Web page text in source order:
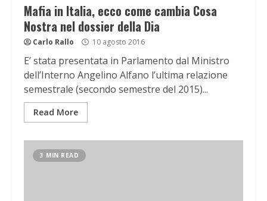
Mafia in Italia, ecco come cambia Cosa
Nostra nel dossier della Dia
Carlo Rallo 10 agosto 2016
E’ stata presentata in Parlamento dal Ministro
dell’Interno Angelino Alfano l’ultima relazione
semestrale (secondo semestre del 2015)...
Read More
3 MIN READ